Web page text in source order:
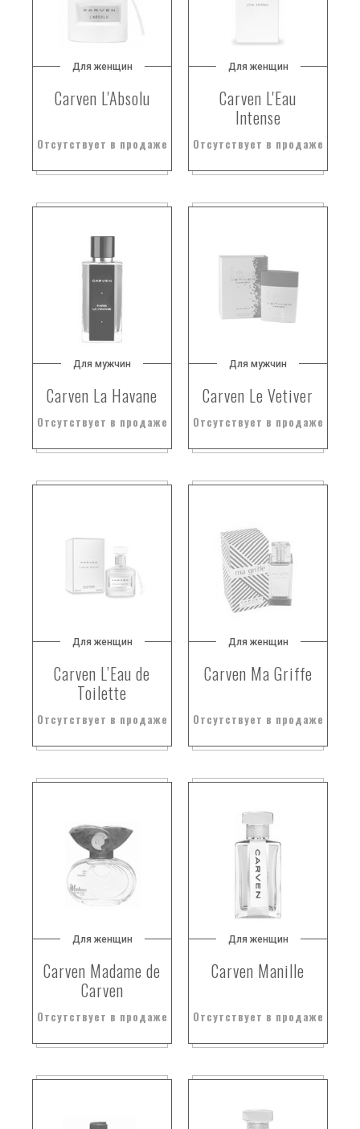
Для женщин
Carven L'Absolu
Отсутствует в продаже
Для женщин
Carven L'Eau
Intense
Отсутствует в продаже
Для мужчин
Carven La Havane
Отсутствует в продаже
Для мужчин
Carven Le Vetiver
Отсутствует в продаже
Для женщин
Carven L’Eau de
Toilette
Отсутствует в продаже
Для женщин
Carven Ma Griffe
Отсутствует в продаже
Для женщин
Carven Madame de
Carven
Отсутствует в продаже
Для женщин
Carven Manille
Отсутствует в продаже